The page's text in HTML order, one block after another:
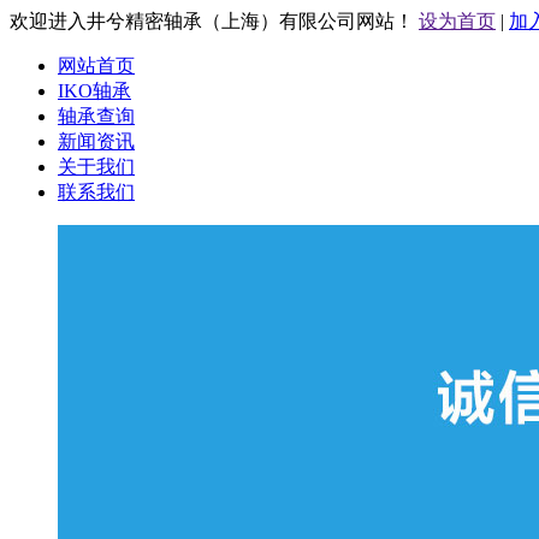
欢迎进入井兮精密轴承（上海）有限公司网站！ 设为首页 | 加
网站首页
IKO轴承
轴承查询
新闻资讯
关于我们
联系我们